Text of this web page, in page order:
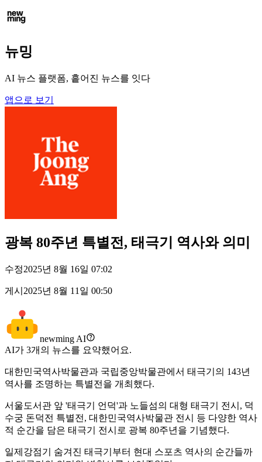
뉴밍
AI 뉴스 플랫폼, 흩어진 뉴스를 잇다
앱으로 보기
광복 80주년 특별전, 태극기 역사와 의미
수정2025년 8월 16일 07:02
게시 2025년 8월 11일 00:50
newming AI
AI가 3개의 뉴스를 요약했어요.
대한민국역사박물관과 국립중앙박물관에서 태극기의 143년
역사를 조명하는 특별전을 개최했다.
서울도서관 앞 '태극기 언덕'과 노들섬의 대형 태극기 전시, 덕
수궁 돈덕전 특별전, 대한민국역사박물관 전시 등 다양한 역사
적 순간을 담은 태극기 전시로 광복 80주년을 기념했다.
일제강점기 숨겨진 태극기부터 현대 스포츠 역사의 순간들까